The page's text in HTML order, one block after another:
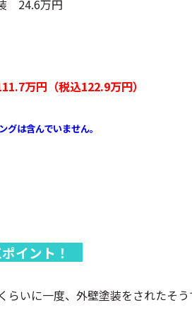
24.6万円
万円（税込122.9万円）
グは含んでいません。
イント！
らいに一度、外壁塗装をされたそ